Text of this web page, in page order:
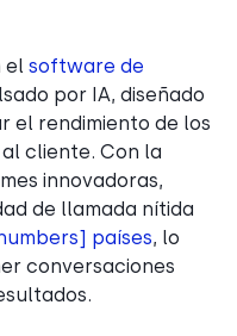
el software de
por IA, diseñado
el rendimiento de los
cliente. Con la
innovadoras,
de llamada nítida
países, lo
conversaciones